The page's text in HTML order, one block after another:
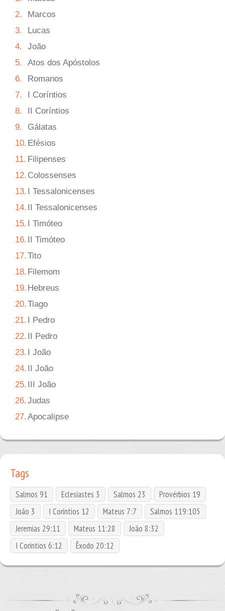
2.
Marcos
3.
Lucas
4.
João
5.
Atos dos Apóstolos
6.
Romanos
7.
I Coríntios
8.
II Coríntios
9.
Gálatas
10. Efésios
11. Filipenses
12. Colossenses
13. I Tessalonicenses
14. II Tessalonicenses
15. I Timóteo
16. II Timóteo
17.Tito
18. Filemom
19. Hebreus
20.Tiago
21. I Pedro
22. II Pedro
23. I João
24. II João
25. III João
26.Judas
27.Apocalipse
Tags
Salmos 91 Eclesiastes 3 Salmos 23
Provérbios 19
João 3
I Coríntios 12 Mateus 7:7
Salmos 119:105
Jeremias 29:11
Mateus 11:28
João 8:32
I Coríntios 6:12
Êxodo 20:12